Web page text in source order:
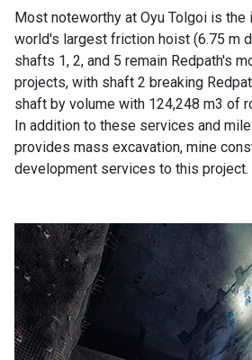
Most noteworthy at Oyu Tolgoi is
world's largest friction hoist (6.75 m
shafts 1, 2, and 5 remain Redpath's
projects, with shaft 2 breaking
shaft by volume with 124,248 m3 of
In addition to these services and
provides mass excavation, mine
development services to this project.